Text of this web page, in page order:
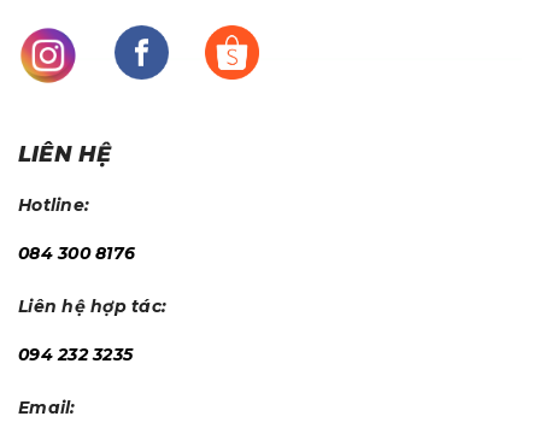
LIÊN HỆ
Hotline:
084 300 8176
Liên hệ hợp tác:
094 232 3235
Email: